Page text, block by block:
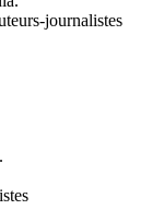
journalistes